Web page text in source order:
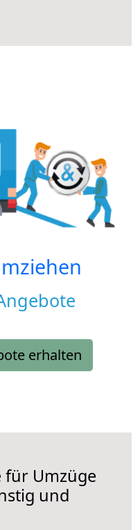
erhalten
für Umzüge
und